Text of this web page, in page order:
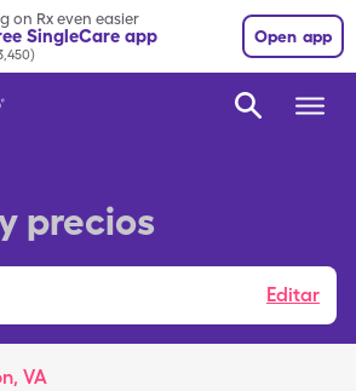
on Rx even easier
SingleCare app Open app
precios
Editar
VA